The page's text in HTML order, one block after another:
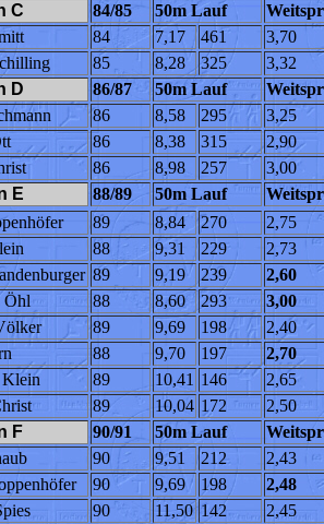
C
84/85 50m Lauf
84 7,17 461
3,70
85 8,28 325
3,32
D
86/87 50m Lauf
86 8,58 295
3,25
86 8,38 315
2,90
86 8,98 257
3,00
E
88/89 50m Lauf
89 8,84 270
2,75
88 9,31 229
2,73
89 9,19 239
2,60
Öhl 88 8,60 293
3,00
89 9,69 198
2,40
88 9,70 197
2,70
89 10,41 146
2,65
89 10,04 172
2,50
F
90/91 50m Lauf
90 9,51 212
2,43
90 9,69 198
2,48
90 11,50 142
2,45